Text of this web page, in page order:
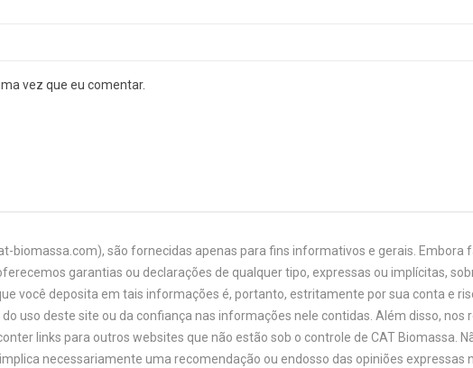
vez que eu comentar.
biomassa.com), são fornecidas apenas para fins informativos e gerais.
garantias ou declarações de qualquer tipo, expressas ou implícitas,
você deposita em tais informações é, portanto, estritamente por sua conta e
uso deste site ou da confiança nas informações nele contidas. Além disso,
links para outros websites que não estão sob o controle de CAT Biomassa.
necessariamente uma recomendação ou endosso das opiniões expressas